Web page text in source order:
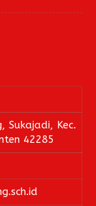
Sukajadi, Kec.
42285